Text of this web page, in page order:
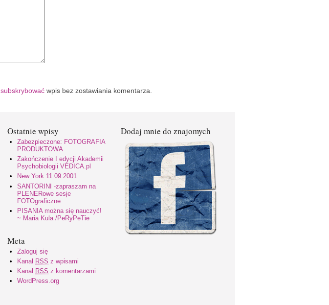
subskrybować wpis bez zostawiania komentarza.
Ostatnie wpisy
Zabezpieczone: FOTOGRAFIA
PRODUKTOWA
Zakończenie I edycji Akademii
Psychobiologii VEDICA.pl
New York 11.09.2001
SANTORINI -zapraszam na
PLENERowe sesje
FOTOgraficzne
PISANIA można się nauczyć!
~ Maria Kula /PeRyPeTie
Meta
Zaloguj się
Kanał RSS z wpisami
Kanał RSS z komentarzami
WordPress.org
Dodaj mnie do znajomych